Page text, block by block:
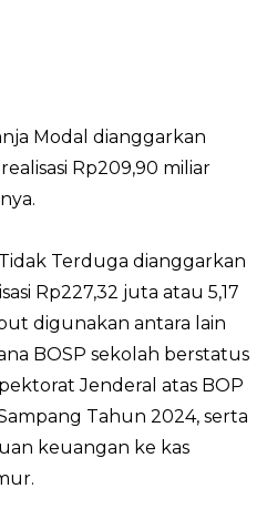
Modal dianggarkan
Rp209,90 miliar
Terduga dianggarkan
Rp227,32 juta atau 5,17
digunakan antara lain
BOSP sekolah berstatus
Jenderal atas BOP
Tahun 2024, serta
keuangan ke kas